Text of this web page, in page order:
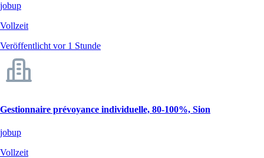
jobup
Vollzeit
Veröffentlicht vor 1 Stunde
Gestionnaire prévoyance individuelle, 80-100%, Sion
jobup
Vollzeit